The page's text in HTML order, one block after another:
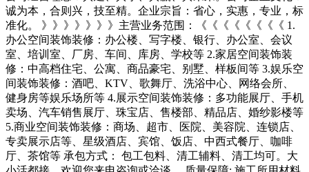
诚为本，合则兴，技至精。企业宗旨：省心，实惠，专业，标
准化。 》》》》》》》主营业务范围：《《《《《《《《 1.
办公空间装饰装修：办公楼、写字楼、银行、办公室、会议
室、培训室、厂房、车间、库房、学校等 2.家居空间装饰装
修：中高档住宅、公寓、商品豪宅、别墅、样板间等 3.娱乐空
间装饰装修：酒吧、KTV、歌舞厅、洗浴中心、网络会所、
健身房等娱乐场所等 4.展示空间装饰装修：多功能展厅、手机
卖场、汽车销售展厅、珠宝店、售楼部、精品店、婚纱影楼等
5.商业空间装饰装修：商场、超市、医院、美容院、连锁店、
专卖展示店等、星级酒店、宾馆、饭店、中西式餐厅、咖啡
厅、茶馆等 承包方式： 包工包料、清工辅料、清工均可。大